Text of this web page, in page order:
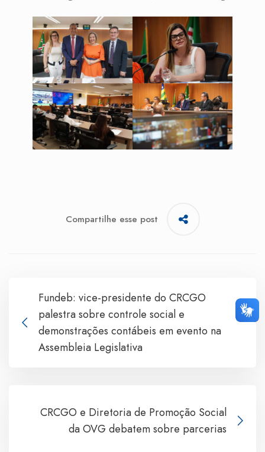
Compartilhe esse post
Fundeb: vice-presidente do CRCGO
palestra sobre controle social e
demonstrações contábeis em evento na
Assembleia Legislativa
CRCGO e Diretoria de Promoção Social
da OVG debatem sobre parcerias